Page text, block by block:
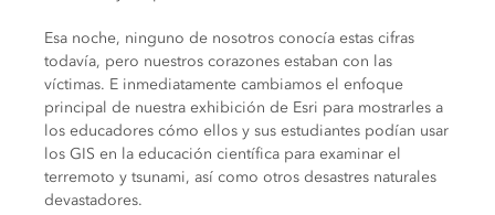
Esa noche, ninguno de nosotros conocía estas cifras
todavía, pero nuestros corazones estaban con las
víctimas. E inmediatamente cambiamos el enfoque
principal de nuestra exhibición de Esri para mostrarles a
los educadores cómo ellos y sus estudiantes podían usar
los GIS en la educación científica para examinar el
terremoto y tsunami, así como otros desastres naturales
devastadores.